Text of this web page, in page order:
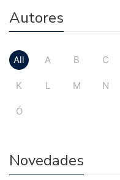
Autores
All A B C
K L M N
Ó
Novedades